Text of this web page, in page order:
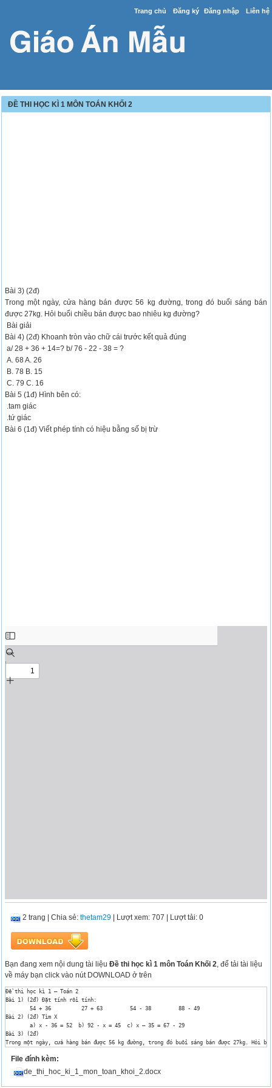
Trang chủ Đăng ký Đăng nhập Liên hệ
ĐỀ THI HỌC KÌ 1 MÔN TOÁN KHỐI 2
Bài 3) (2đ)
Trong một ngày, cửa hàng bán được 56 kg đường, trong đó buổi sáng bán
được 27kg. Hỏi buổi chiều bán được bao nhiêu kg đường?
Bài giải
Bài 4) (2đ) Khoanh tròn vào chữ cái trước kết quả đúng
a/ 28 + 36 + 14=? b/ 76 - 22 - 38 = ?
A. 68 A. 26
B. 78 B. 15
C. 79 C. 16
Bài 5 (1đ) Hình bên có:
.tam giác
.tứ giác
Bài 6 (1đ) Viết phép tính có hiệu bằng số bị trừ
2 trang |Chia sẻ:thetam29 | Lượt xem: 707 | Lượt tải: 0
Bạn đang xem nội dung tài liệuĐề thi học kì 1 môn Toán Khối 2, để tải tài liệu
về máy bạn click vào nút DOWNLOAD ở trên
Đề thi học kì 1 – Toán 2
Bài 1) (2đ) Đặt tính rồi tính:
Bài 2) (2đ) Tìm X
	a) x - 36 = 52 	b) 92 - x = 45	c) x – 35 = 67 - 29
Bài 3) (2đ)
Trong một ngày, cửa hàng bán được 56 kg đường, trong đó buổi sáng bán được 27kg. Hỏi
Bài 4) (2đ) Khoanh tròn vào chữ cái trước kết quả đúng
	a/ 28 + 36 + 14=?	b/ 76 - 22 - 38 = ?
File đính kèm:
de_thi_hoc_ki_1_mon_toan_khoi_2.docx